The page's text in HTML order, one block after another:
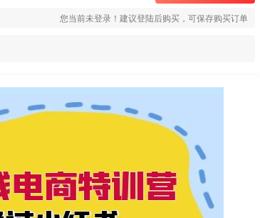
您当前未登录！建议登陆后购买，可保存购买订单